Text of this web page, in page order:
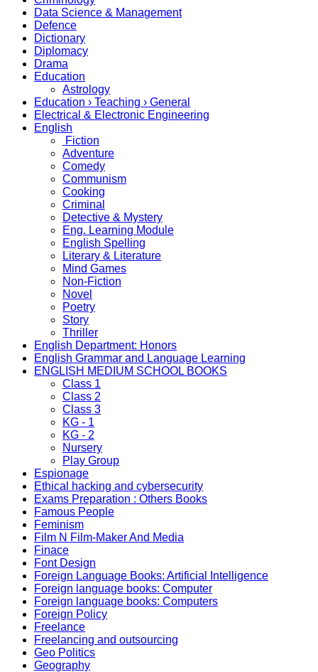
Data Science & Management
Defence
Dictionary
Diplomacy
Drama
Education
Astrology
Education › Teaching › General
Electrical & Electronic Engineering
English
Fiction
Adventure
Comedy
Communism
Cooking
Criminal
Detective & Mystery
Eng. Learning Module
English Spelling
Literary & Literature
Mind Games
Non-Fiction
Novel
Poetry
Story
Thriller
English Department: Honors
English Grammar and Language Learning
ENGLISH MEDIUM SCHOOL BOOKS
Class 1
Class 2
Class 3
KG - 1
KG - 2
Nursery
Play Group
Espionage
Ethical hacking and cybersecurity
Exams Preparation : Others Books
Famous People
Feminism
Film N Film-Maker And Media
Finace
Font Design
Foreign Language Books: Artificial Intelligence
Foreign language books: Computer
Foreign language books: Computers
Foreign Policy
Freelance
Freelancing and outsourcing
Geo Politics
Geography